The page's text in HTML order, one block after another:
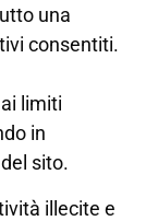
una
consentiti.
limiti
in
sito.
illecite e